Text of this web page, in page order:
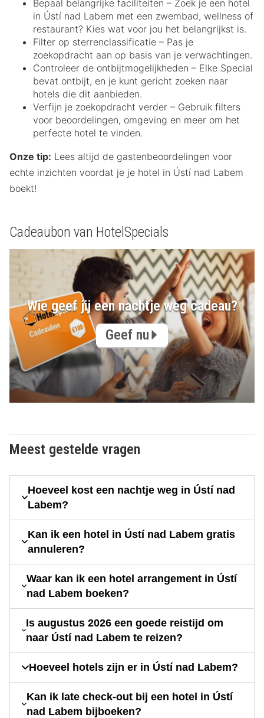
Bepaal belangrijke faciliteiten – Zoek je een hotel
in Ústí nad Labem met een zwembad, wellness of
restaurant? Kies wat voor jou het belangrijkst is.
Filter op sterrenclassificatie – Pas je
zoekopdracht aan op basis van je verwachtingen.
Controleer de ontbijtmogelijkheden – Elke Special
bevat ontbijt, en je kunt gericht zoeken naar
hotels die dit aanbieden.
Verfijn je zoekopdracht verder – Gebruik filters
voor beoordelingen, omgeving en meer om het
perfecte hotel te vinden.
Onze tip: Lees altijd de gastenbeoordelingen voor
echte inzichten voordat je je hotel in Ústí nad Labem
boekt!
Cadeaubon van HotelSpecials
Wie geef jij een nachtje weg cadeau?
Geef nu
Meest gestelde vragen
Hoeveel kost een nachtje weg in Ústí nad
Labem?
Kan ik een hotel in Ústí nad Labem gratis
annuleren?
Waar kan ik een hotel arrangement in Ústí
nad Labem boeken?
Is augustus 2026 een goede reistijd om
naar Ústí nad Labem te reizen?
Hoeveel hotels zijn er in Ústí nad Labem?
Kan ik late check-out bij een hotel in Ústí
nad Labem bijboeken?